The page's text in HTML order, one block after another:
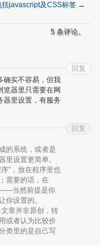
括javascript及CSS标签 →
5 条评论。
确实不容易，但我
览器里只需要在网
器里设置，有服务
回复
的系统，或者是
里设置更简单。
”，放在程序里也
需要的话，在
当然前提是你
你设置的。
章并非原创，转
或者认为比较价
类里的是自己写
回复